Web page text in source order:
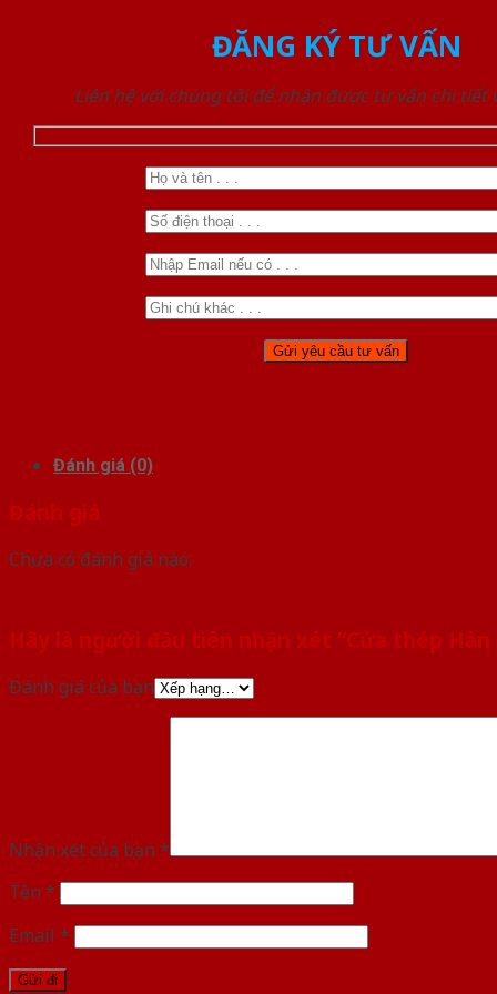
ĐĂNG KÝ TƯ VẤN
Liên hệ với chúng tôi để nhận được tư vấn chi tiết
Đánh giá (0)
Đánh giá
Chưa có đánh giá nào.
Hãy là người đầu tiên nhận xét “Cửa thép Hàn
Đánh giá của bạn
Nhận xét của bạn *
Tên *
Email *